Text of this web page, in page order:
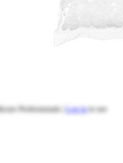
Professionals | Log into see